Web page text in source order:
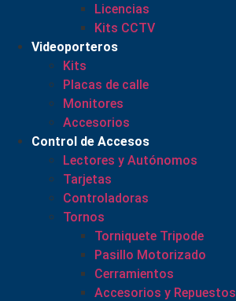
Licencias
Kits CCTV
Videoporteros
Kits
Placas de calle
Monitores
Accesorios
Control de Accesos
Lectores y Autónomos
Tarjetas
Controladoras
Tornos
Torniquete Tripode
Pasillo Motorizado
Cerramientos
Accesorios y Repuestos